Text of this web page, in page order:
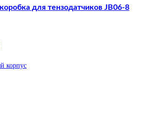
для тензодатчиков JB06-8